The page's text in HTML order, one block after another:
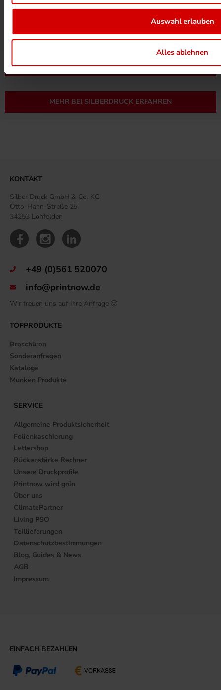
Auswahl erlauben
Alles ablehnen
MEHR ZUM ZERTIFIKAT
MEHR BEI SILBERDRUCK ERFAHREN
KONTAKT
Silber Druck GmbH & Co. KG
Otto-Hahn-Straße 25
34253 Lohfelden
+49 (0)561 520070
info@printnow.de
Wir freuen uns auf Ihre Anfrage 🙂
TOPPRODUKTE
Broschüren
Sonderanfragen
Kataloge
Munken Produkte
SERVICE
Allgemeine Produktsicherheit
Folienkaschierung
Lettershop
Rückenstärke Rechner
Unsere Druckprofile
Printnow wird grün
Über uns
ClimatePartner
Living PSO
Teillieferungen
Datenschutzbestimmungen
Blog, Guides & News
AGB
Impressum
EINFACH BEZAHLEN